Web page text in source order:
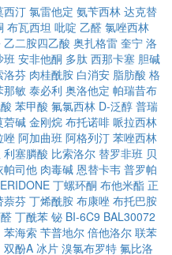
西汀 氯雷他定 氨苄西林 达克替
布瓦西坦 吡啶 乙醛 氯唑西林
乙二胺四乙酸 奥扎格雷 奎宁 洛
班 安非他酮 多肽 西那卡塞 胆碱
洛芬 肉桂酰胺 白消安 脂肪酸 格
那敏 泰必利 奥洛他定 帕瑞昔布
苯甲酸 氟氯西林 D-泛醇 普瑞
菪碱 金刚烷 布托诺啡 哌拉西林
唑 阿加曲班 阿格列汀 苯唑西林
利塞膦酸 比索洛尔 替罗非班 贝
帕司他 肉毒碱 恩替卡韦 普罗帕
丁螺环酮 布他米酯 正
萘芬 丁烯酰胺 布康唑 布托巴胺
丁酰苯 铋 BI-6C9 BAL30072
苯海索 苄普地尔 倍他洛尔 联苯
双酚A 冰片 溴氯布罗特 氟比洛